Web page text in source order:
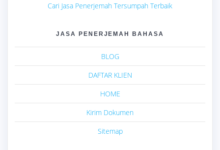
Cari Jasa Penerjemah Tersumpah Terbaik
JASA PENERJEMAH BAHASA
BLOG
DAFTAR KLIEN
HOME
Kirim Dokumen
Sitemap